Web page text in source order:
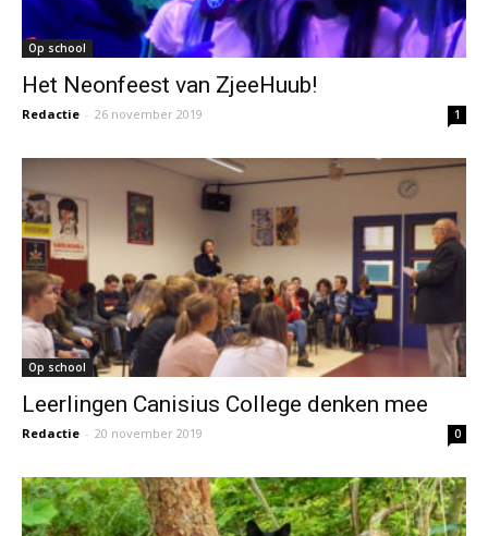
Op school
Het Neonfeest van ZjeeHuub!
Redactie - 26 november 2019 1
Op school
Leerlingen Canisius College denken mee
Redactie - 20 november 2019 0